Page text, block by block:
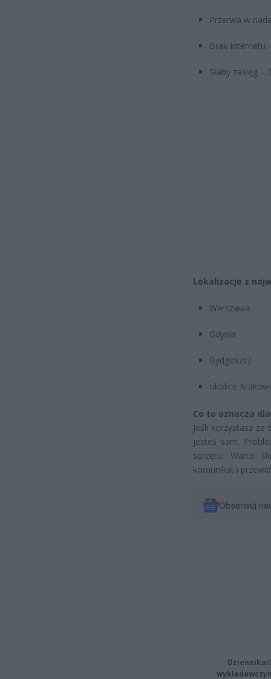
Przerwa w
Brak Internetu
Słaby zasięg –
Lokalizacje z
Warszawa
Gdynia
Bydgoszcz
okolice
Co to oznacza
Jeśli korzystasz ze
jesteś sam.
sprzętu. Warto
komunikat i
Obserwuj